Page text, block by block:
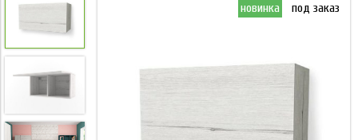
новинка под заказ